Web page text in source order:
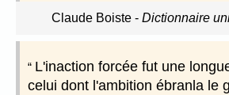
Claude Boiste- Dictionnaire
L'inaction forcée fut une
celui dont l'ambition ébranla le